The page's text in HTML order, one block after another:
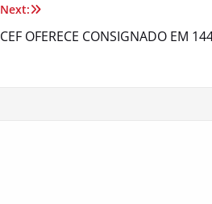
Next:
CEF OFERECE CONSIGNADO EM